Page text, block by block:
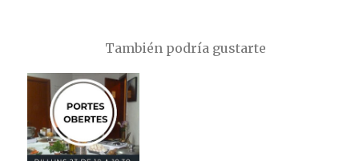
También podría gustarte